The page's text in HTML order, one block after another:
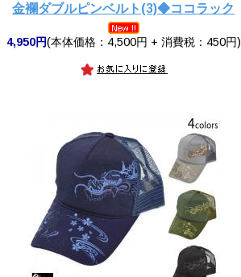
金襴ダブルピンベルト(3)◆ココラック
4,950円(本体価格：4,500円 + 消費税：450円)